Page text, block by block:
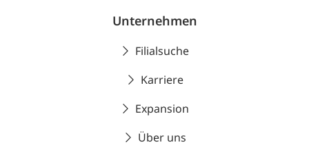
Unternehmen
Filialsuche
Karriere
Expansion
Über uns